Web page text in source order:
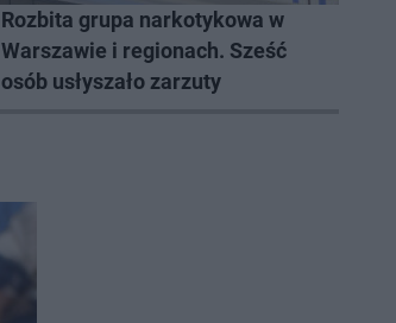
Rozbita grupa narkotykowa w
Warszawie i regionach. Sześć
osób usłyszało zarzuty